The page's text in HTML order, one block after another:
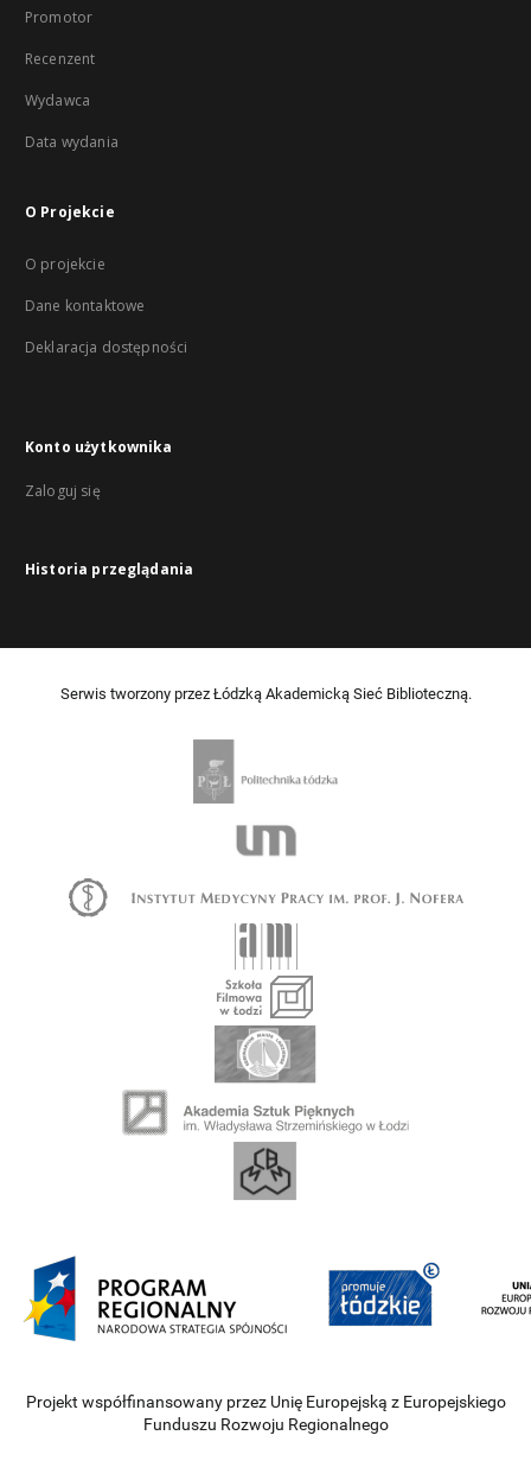
Promotor
Recenzent
Wydawca
Data wydania
O Projekcie
O projekcie
Dane kontaktowe
Deklaracja dostępności
Konto użytkownika
Zaloguj się
Historia przeglądania
Serwis tworzony przez Łódzką Akademicką Sieć Biblioteczną.
Projekt współfinansowany przez Unię Europejską z Europejskiego
Funduszu Rozwoju Regionalnego